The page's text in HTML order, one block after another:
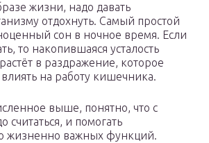
жизни, надо давать
отдохнуть. Самый простой
сон в ночное время. Если
то накопившаяся усталость
в раздражение, которое
на работу кишечника.
выше, понятно, что с
и помогать
жизненно важных функций.